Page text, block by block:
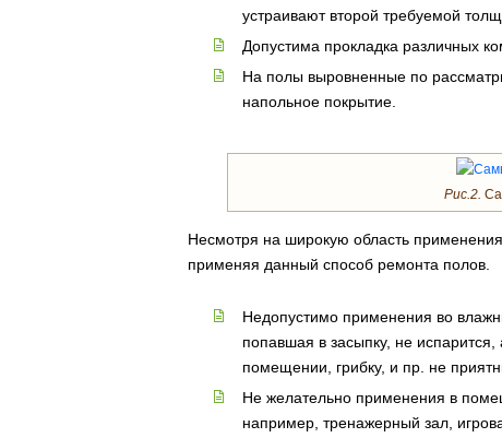
устраивают второй требуемой
Допустима прокладка различных
На полы выровненные по
напольное покрытие.
Рис.2.
Несмотря на широкую область применения
применяя данный способ ремонта полов.
Недопустимо применения во
попавшая в засыпку, не
помещении, грибку, и пр. не
Не желательно применения в
например, тренажерный зал,